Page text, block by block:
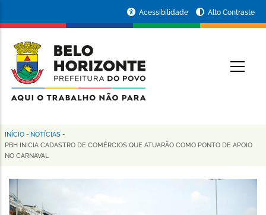
conteúdo
principal
da
Prefeitura
de
Horizonte
Acessibilidade Alto Contraste
Trilha
de
navegação
INÍCIO - NOTÍCIAS -
PBH INICIA CADASTRO DE COMÉRCIOS QUE ATUARÃO COMO PONTO DE APOIO
NO CARNAVAL